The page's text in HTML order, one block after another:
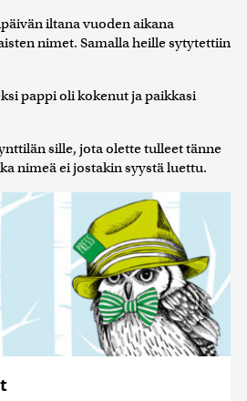
iltana vuoden aikana
nimet. Samalla heille sytytettiin
pappi oli kokenut ja paikkasi
sille, jota olette tulleet tänne
nimeä ei jostakin syystä luettu.